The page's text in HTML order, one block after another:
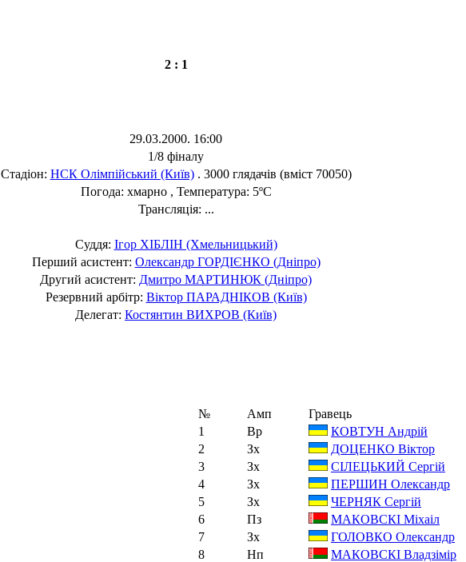
2 : 1
29.03.2000. 16:00
1/8 фіналу
Стадіон: НСК Олімпійський (Київ). 3000 глядачів (вміст 70050)
Погода: хмарно , Температура: 5ºC
Трансляція: ...
Суддя: Ігор ХІБЛІН (Хмельницький)
Перший асистент: Олександр ГОРДІЄНКО (Дніпро)
Другий асистент: Дмитро МАРТИНЮК (Дніпро)
Резервний арбітр: Віктор ПАРАДНІКОВ (Київ)
Делегат: Костянтин ВИХРОВ (Київ)
№ Амп
Гравець
1 Вр
КОВТУН Андрій
2 Зх
ДОЦЕНКО Віктор
3 Зх
СІЛЕЦЬКИЙ Сергій
4 Зх
ПЕРШИН Олександр
5 Зх
ЧЕРНЯК Сергій
6 Пз
МАКОВСКІ Міхаіл
7 Зх
ГОЛОВКО Олександр
8 Нп
МАКОВСКІ Владзімір